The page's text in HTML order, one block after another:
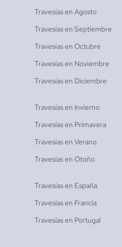
Travesías en Agosto
Travesías en Septiembre
Travesías en Octubre
Travesías en Noviembre
Travesías en Diciembre
Travesías en Invierno
Travesías en Primavera
Travesías en Verano
Travesías en Otoño
Travesías en España
Travesías en Francia
Travesías en Portugal